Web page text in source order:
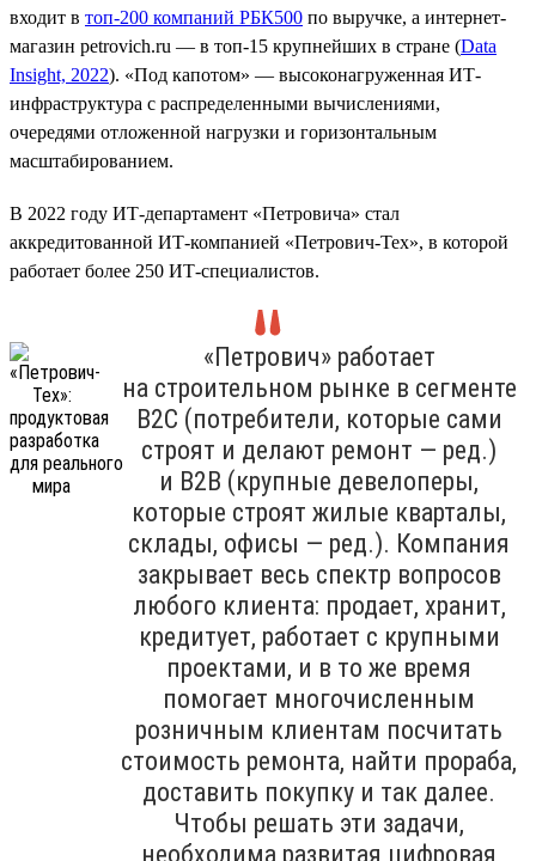
входит в топ-200 компаний РБК500 по выручке, а интернет-
магазин petrovich.ru — в топ-15 крупнейших в стране (Data
Insight, 2022). «Под капотом» — высоконагруженная ИТ-
инфраструктура с распределенными вычислениями,
очередями отложенной нагрузки и горизонтальным
масштабированием.
В 2022 году ИТ-департамент «Петровича» стал
аккредитованной ИТ-компанией «Петрович-Тех», в которой
работает более 250 ИТ-специалистов.
«Петрович» работает
на строительном рынке в сегменте
B2C (потребители, которые сами
строят и делают ремонт — ред.)
и B2B (крупные девелоперы,
которые строят жилые кварталы,
склады, офисы — ред.). Компания
закрывает весь спектр вопросов
любого клиента: продает, хранит,
кредитует, работает с крупными
проектами, и в то же время
помогает многочисленным
розничным клиентам посчитать
стоимость ремонта, найти прораба,
доставить покупку и так далее.
Чтобы решать эти задачи,
необходима развитая цифровая